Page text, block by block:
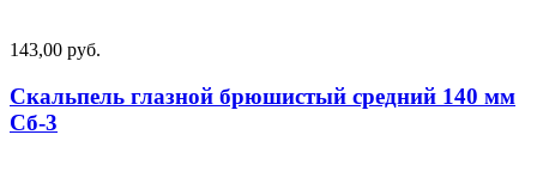
143,00 руб.
Скальпель глазной брюшистый средний 140 мм
Сб-3